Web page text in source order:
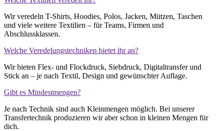
Wir veredeln T-Shirts, Hoodies, Polos, Jacken, Mützen, Taschen
und viele weitere Textilien – für Teams, Firmen und
Abschlussklassen.
Welche Veredelungstechniken bietet ihr an?
Wir bieten Flex- und Flockdruck, Siebdruck, Digitaltransfer und
Stick an – je nach Textil, Design und gewünschter Auflage.
Gibt es Mindestmengen?
Je nach Technik sind auch Kleinmengen möglich. Bei unserer
Transfertechnik produzieren wir aber schon in kleinen Mengen für
dich.